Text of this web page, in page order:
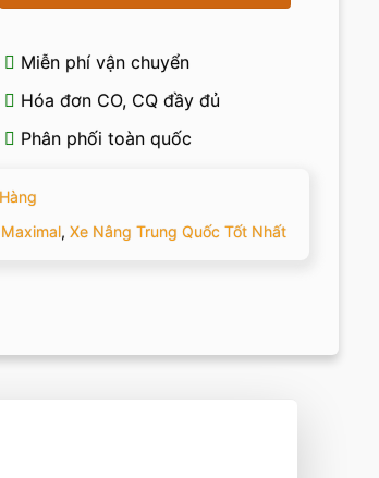
Miễn phí vận chuyển
Hóa đơn CO, CQ đầy đủ
Phân phối toàn quốc
, Xe Nâng Trung Quốc Tốt Nhất